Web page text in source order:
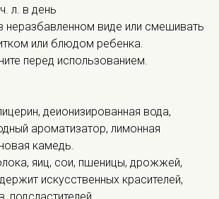
л. в день
виде или смешивать
или блюдом ребенка.
перед использованием.
деионизированная вода,
ароматизатор, лимонная
камедь.
яиц, сои, пшеницы, дрожжей,
искусственных красителей,